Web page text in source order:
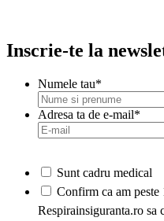
Inscrie-te la
Numele tau*
Adresa ta de e-mail*
Sunt cadru medical
*
Confirm ca am peste
Respirainsiguranta.ro sa